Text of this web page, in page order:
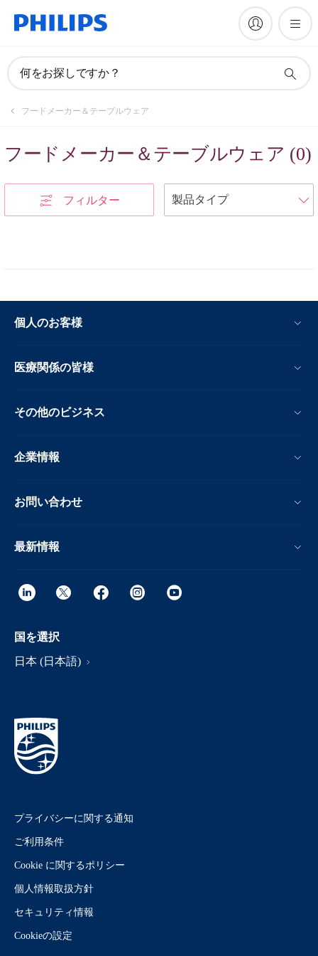
何をお探しですか？
フードメーカー＆テーブルウェア
フードメーカー＆テーブルウェア (0)
フィルター
個人のお客様
医療関係の皆様
その他のビジネス
企業情報
お問い合わせ
最新情報
国を選択
日本 (日本語)
プライバシーに関する通知
ご利用条件
Cookie に関するポリシー
個人情報取扱方針
セキュリティ情報
Cookieの設定